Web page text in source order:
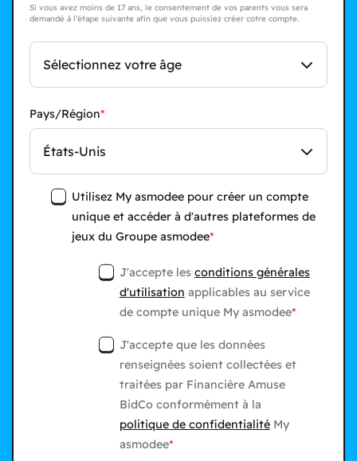
Si vous avez moins de 17 ans, le consentement de vos parents vous sera
demandé à l’étape suivante afin que vous puissiez créer cotre compte.
Sélectionnez votre âge
Pays/Région
États-Unis
Utilisez My asmodee pour créer un compte
unique et accéder à d'autres plateformes de
jeux du Groupe asmodee
J'accepte les conditions générales
d'utilisation applicables au service
de compte unique My asmodee
J'accepte que les données
renseignées soient collectées et
traitées par Financière Amuse
BidCo conformément à la
politique de confidentialitéMy
asmodee